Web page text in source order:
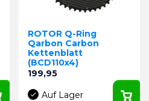
ROTOR Q-Ring
Qarbon Carbon
Kettenblatt
(BCD110x4)
Preis
199,95
Auf Lager